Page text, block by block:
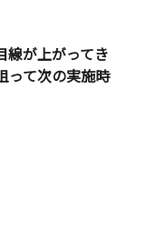
線が上がってき
って次の実施時